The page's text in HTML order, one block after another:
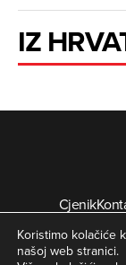
IZ
Cjenik
Arhiva
Koristimo kolačiće
našoj web stranici.